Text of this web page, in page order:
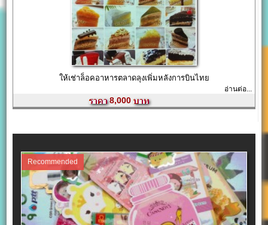
ให้เช่าล็อคอาหารตลาดลุงเพิ่มหลังการบินไทย
อ่านต่อ...
8,000
Recommended